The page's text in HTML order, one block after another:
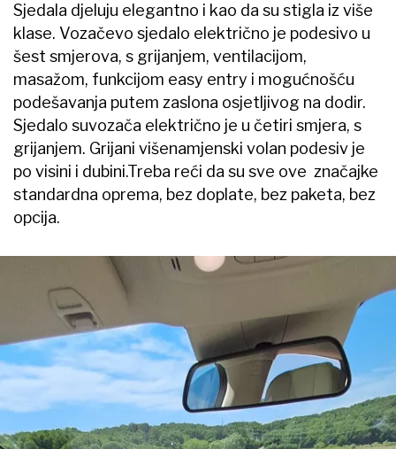
Sjedala djeluju elegantno i kao da su stigla iz više
klase. Vozačevo sjedalo električno je podesivo u
šest smjerova, s grijanjem, ventilacijom,
masažom, funkcijom easy entry i mogućnošću
podešavanja putem zaslona osjetljivog na dodir.
Sjedalo suvozača električno je u četiri smjera, s
grijanjem. Grijani višenamjenski volan podesiv je
po visini i dubini.Treba reći da su sve ove značajke
standardna oprema, bez doplate, bez paketa, bez
opcija.